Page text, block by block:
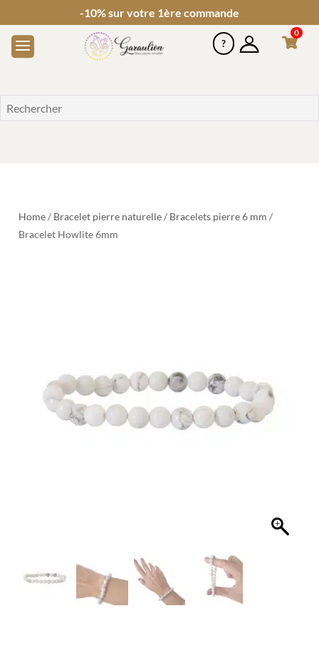
-10% sur votre 1ère commande
0
Home/ Bracelet pierre naturelle/ Bracelets pierre 6 mm /
Bracelet Howlite 6mm